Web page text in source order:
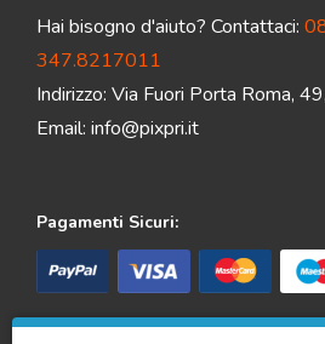
Hai bisogno d'aiuto? Contattaci:
347.8217011
Indirizzo: Via Fuori Porta Roma,
Email: info@pixpri.it
Pagamenti Sicuri:
Spedizione veloce e sicura: